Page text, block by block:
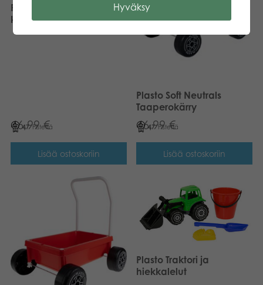
Plasto Soft Neutrals Iso
kuorma-auto 60 cm
46,99€
47 Pistettä
Lisää ostoskoriin
Plasto Soft Neutrals
Taaperokärry
46,99€
47 Pistettä
Lisää ostoskoriin
Plasto Traktori ja
hiekkalelut
Hyväksy